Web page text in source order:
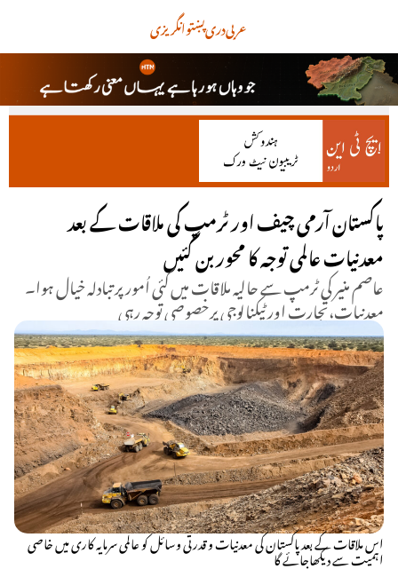
انگریزیپښتودریعربی
پاکستان آرمی چیف اور ٹرمپ کی ملاقات کے بعد
معدنیات عالمی توجہ کا محور بن گئیں
عاصم منیر کی ٹرمپ سے حالیہ ملاقات میں کئی اُمور پر تبادلہ خیال ہوا۔
معدنیات،تجارت اور ٹیکنالوجی پرخصوصی توجہ رہی
اس ملاقات کے بعد پاکستان کی معدنیات و قدرتی وسائل کو عالمی سرمایہ کاری میں خاصی
اہمیت سے دیکھاجائے گا